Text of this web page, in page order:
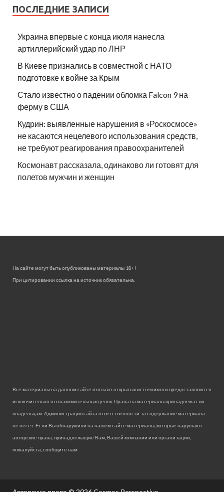
ПОСЛЕДНИЕ ЗАПИСИ
Украина впервые с конца июля нанесла
артиллерийский удар по ЛНР
В Киеве признались в совместной с НАТО
подготовке к войне за Крым
Стало известно о падении обломка Falcon 9 на
ферму в США
Кудрин: выявленные нарушения в «Роскосмосе»
не касаются нецелевого использования средств,
не требуют реагирования правоохранителей
Космонавт рассказала, одинаково ли готовят для
полетов мужчин и женщин
На сайте могут быть опубликованы материалы 18+!
При цитировании ссылка на источник обязательна.
Все материалы на данном сайте взяты из открытых источников и предоставляются
исключительно в ознакомительных целях. Права на материалы принадлежат их
владельцам. Администрация сайта ответственности за содержание материала
не несет. Если Вы обнаружили на нашем сайте материалы, которые нарушают
авторские права, принадлежащие Вам, Вашей компании или организации,
пожалуйста, сообщите нам.